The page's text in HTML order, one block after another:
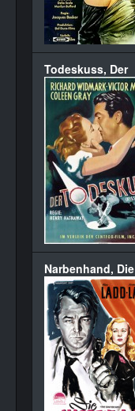
Todeskuss, Der
Narbenhand, Die